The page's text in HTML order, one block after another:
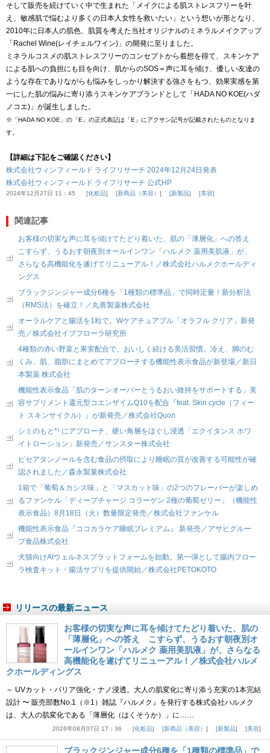
そして販売を続けていく中で生まれた「メイクによる肌ストレスフリーを叶
え、敏感肌で悩むより多くの日本人女性を救いたい」という想いが形となり、
2010年に日本人の肌色、肌質を考えた当社オリジナルのミネラルメイクアップ
「Rachel Wine(レイチェルワイン)」の開発に至りました。
ミネラルコスメの肌ストレスフリーのコンセプトから着想を得て、スキンケア
による肌への負担にも目を向け、肌からのSOS＝声に耳を傾け、優しい友達の
ような存在でありながらも悩みをしっかり解決する強さをもつ、効果実感を第
一にした肌の悩みに寄り添うスキンケアブランドとして「HADA NO KOE(ハダ
ノコエ)」が誕生しました。
※「HADA NO KOE」の「E」の正式表記は「E」にアクサン記号が記載されたものとなりま
す。
【詳細は下記をご確認ください】
株式会社ウィンフィールド ライフリサーチ 2024年12月24日発表
株式会社ウィンフィールド ライフリサーチ 公式HP
2024年12月27日 11：45 化粧品 新商品（美容） 新製品 美容
関連記事
お客様の切実な声に耳を傾けてたどり着いた、肌の「薄層化」への答え
こすらず、うるおす朝夜別オールインワン「ハルメク 薬用美肌液」が、
さらなる高機能化を遂げてリニューアル！／株式会社ハルメクホールディ
ングス
ブラックジンジャー成分6種を「1種類の標準品」で同時定量！新分析法
（RMS法）を確立！／丸善製薬株式会社
オーラルケアと腸活を1粒で。Wケアチュアブル「オラフル クリア」新発
売／株式会社イブフローラ研究所
4種類の赤い野菜と果実配合で、おいしく続ける美活習慣。冷え、脚のむ
くみ、肌、脂肪にまとめてアプローチする機能性表示食品が新登場／新日
本製薬 株式会社
機能性表示食品「肌のターンオーバーとうるおい維持をサポートする」美
容サプリメント還元型コエンザイムQ10を配合『feat. Skin cycle（フィー
ト スキンサイクル）』が新発売／株式会社Quon
シミのもと*¹ にアプローチ、硬い角層をほぐし浸透「エクイタンス ホワ
イトローション」新発売／サンスター株式会社
ピセアタンノールを含む食品の摂取により睡眠の質が改善する可能性が確
認されました／森永製菓株式会社
1箱で「葡萄＆カシス味」と「マスカット味」の2つのフレーバーが楽しめ
るファンケル「ディープチャージ コラーゲン 2種の葡萄ゼリー」（機能性
表示食品）8月18日（火）数量限定発売／株式会社ファンケル
機能性表示食品『ココカラケア睡眠プレミアム』 新発売／アサヒグルー
プ食品株式会社
犬猫向けAIウェルネスプラットフォームを始動。第一弾として腸内フロー
ラ検査キット・腸活サプリを提供開始／株式会社PETOKOTO
リリースの最新ニュース
お客様の切実な声に耳を傾けてたどり着いた、肌の
「薄層化」への答え こすらず、うるおす朝夜別オ
ールインワン「ハルメク 薬用美肌液」が、さらなる
高機能化を遂げてリニューアル！／株式会社ハルメ
クホールディングス
～ UVカット・バリア強化・ナノ浸透。大人の肌変化に寄り添う充実の1本完結
設計 〜 販売部数No.1（※1）雑誌『ハルメク』を発行する株式会社ハルメク
は、大人の肌変化である「薄層化（はくそうか）」に……
2026年08月07日 17：36 化粧品 新商品（美容） 新製品 美容
ブラックジンジャー成分6種を「1種類の標準品」で